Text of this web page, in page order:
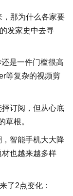
那为什么各家要
发家史中去寻
是一件门槛很高
等复杂的视频剪
订阅，但从心底
草根。
智能手机大大降
也越来越多样
了2点变化：